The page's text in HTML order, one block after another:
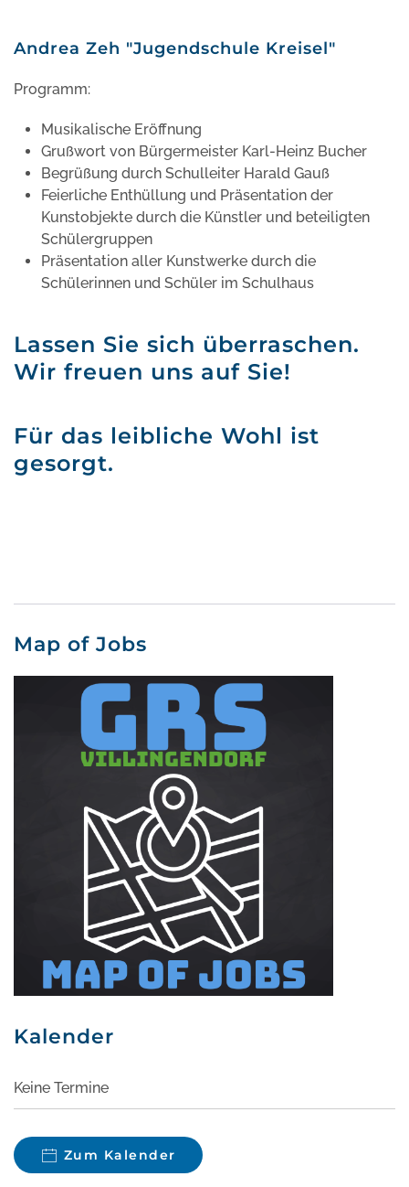
Andrea Zeh "Jugendschule Kreisel"
Programm:
Musikalische Eröffnung
Grußwort von Bürgermeister Karl-Heinz Bucher
Begrüßung durch Schulleiter Harald Gauß
Feierliche Enthüllung und Präsentation der
Kunstobjekte durch die Künstler und beteiligten
Schülergruppen
Präsentation aller Kunstwerke durch die
Schülerinnen und Schüler im Schulhaus
Lassen Sie sich überraschen.
Wir freuen uns auf Sie!
Für das leibliche Wohl ist
gesorgt.
Map of Jobs
Kalender
Keine Termine
Zum Kalender